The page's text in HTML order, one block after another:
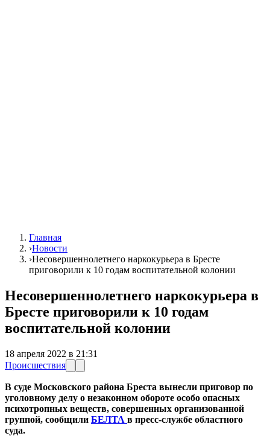
Главная
›Новости
›Несовершеннолетнего наркокурьера в Бресте
приговорили к 10 годам воспитательной колонии
Несовершеннолетнего наркокурьера в
Бресте приговорили к 10 годам
воспитательной колонии
18 апреля 2022 в 21:31
Происшествия
В суде Московского района Бреста вынесли приговор по
уголовному делу о незаконном обороте особо опасных
психотропных веществ, совершенных организованной
группой, сообщили БЕЛТА в пресс-службе областного
суда.